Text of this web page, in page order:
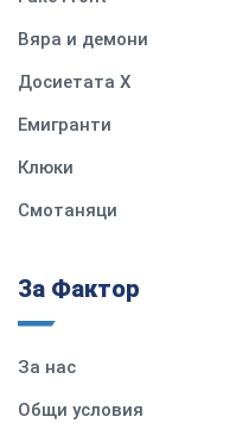
Вяра и демони
Досиетата Х
Емигранти
Клюки
Смотаняци
За Фактор
За нас
Общи условия